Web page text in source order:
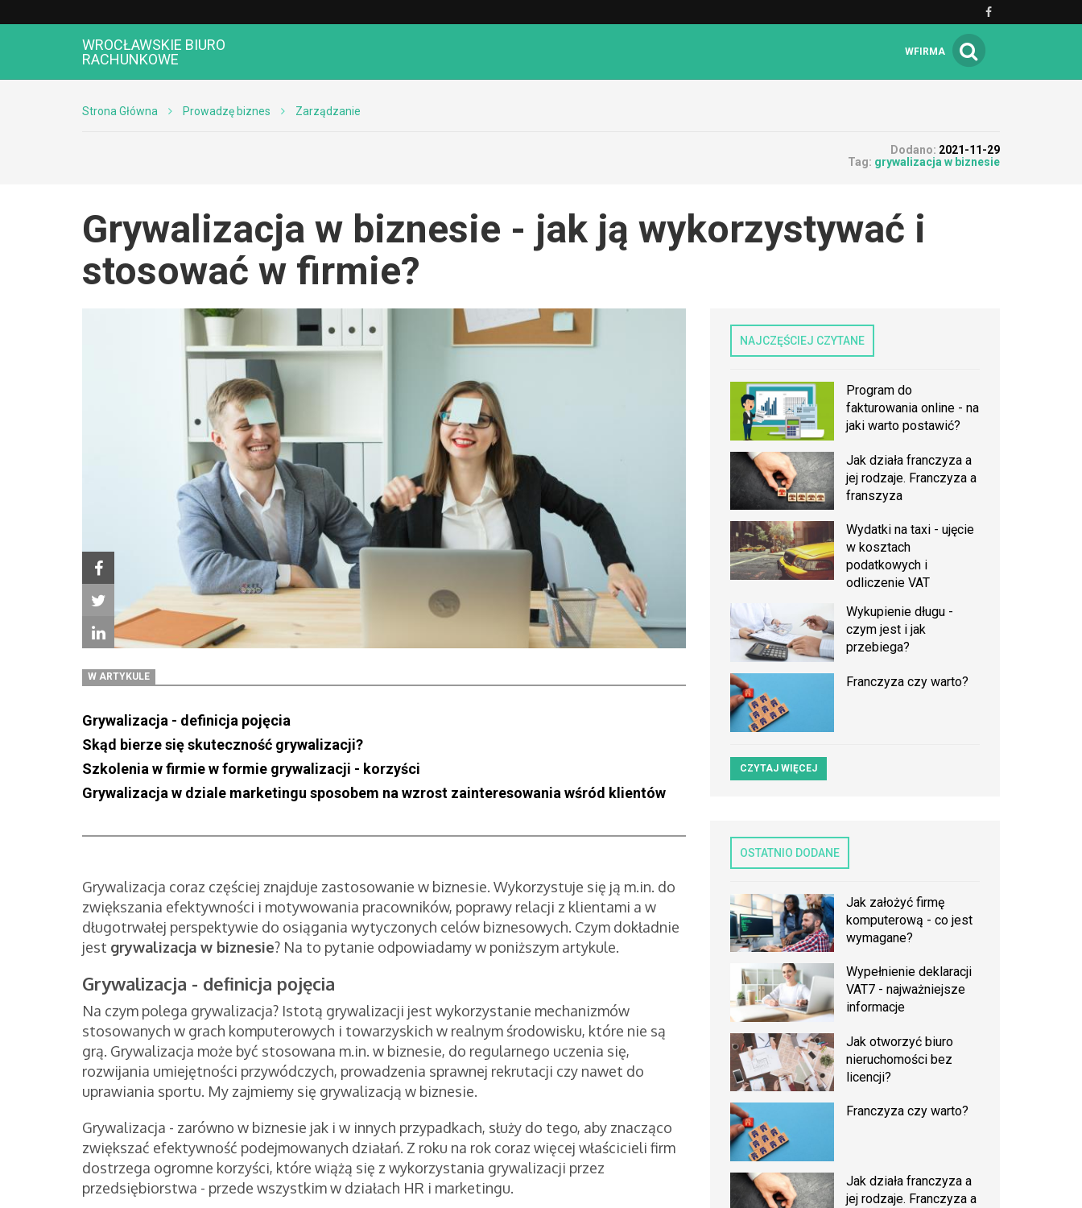
WROCŁAWSKIE BIURO
RACHUNKOWE
WFIRMA
Strona Główna Prowadzę biznes Zarządzanie
Dodano: 2021-11-29
Tag: grywalizacja w biznesie
Grywalizacja w biznesie - jak ją wykorzystywać i
stosować w firmie?
W ARTYKULE
Grywalizacja - definicja pojęcia
Skąd bierze się skuteczność grywalizacji?
Szkolenia w firmie w formie grywalizacji - korzyści
Grywalizacja w dziale marketingu sposobem na wzrost zainteresowania wśród klientów
Grywalizacja coraz częściej znajduje zastosowanie w biznesie. Wykorzystuje się ją m.in. do
zwiększania efektywności i motywowania pracowników, poprawy relacji z klientami a w
długotrwałej perspektywie do osiągania wytyczonych celów biznesowych. Czym dokładnie
jest grywalizacja w biznesie? Na to pytanie odpowiadamy w poniższym artykule.
Grywalizacja - definicja pojęcia
Na czym polega grywalizacja? Istotą grywalizacji jest wykorzystanie mechanizmów
stosowanych w grach komputerowych i towarzyskich w realnym środowisku, które nie są
grą. Grywalizacja może być stosowana m.in. w biznesie, do regularnego uczenia się,
rozwijania umiejętności przywódczych, prowadzenia sprawnej rekrutacji czy nawet do
uprawiania sportu. My zajmiemy się grywalizacją w biznesie.
Grywalizacja - zarówno w biznesie jak i w innych przypadkach, służy do tego, aby znacząco
zwiększać efektywność podejmowanych działań. Z roku na rok coraz więcej właścicieli firm
dostrzega ogromne korzyści, które wiążą się z wykorzystania grywalizacji przez
przedsiębiorstwa - przede wszystkim w działach HR i marketingu.
NAJCZĘŚCIEJ CZYTANE
Program do
fakturowania online - na
jaki warto postawić?
Jak działa franczyza a
jej rodzaje. Franczyza a
franszyza
Wydatki na taxi - ujęcie
w kosztach
podatkowych i
odliczenie VAT
Wykupienie długu -
czym jest i jak
przebiega?
Franczyza czy warto?
CZYTAJ WIĘCEJ
OSTATNIO DODANE
Jak założyć firmę
komputerową - co jest
wymagane?
Wypełnienie deklaracji
VAT7 - najważniejsze
informacje
Jak otworzyć biuro
nieruchomości bez
licencji?
Franczyza czy warto?
Jak działa franczyza a
jej rodzaje. Franczyza a